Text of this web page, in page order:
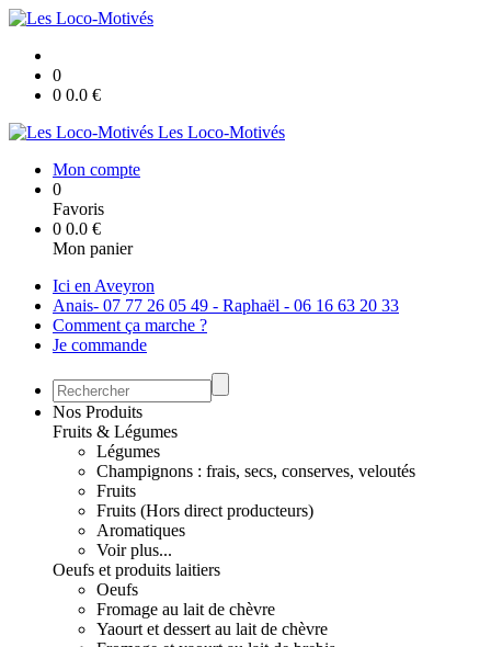
0
0 0.0 €
Les Loco-Motivés
Mon compte
0
Favoris
0 0.0 €
Mon panier
Ici en Aveyron
Anais- 07 77 26 05 49 - Raphaël - 06 16 63 20 33
Comment ça marche ?
Je commande
Nos Produits
Fruits & Légumes
Légumes
Champignons : frais, secs, conserves, veloutés
Fruits
Fruits (Hors direct producteurs)
Aromatiques
Voir plus...
Oeufs et produits laitiers
Oeufs
Fromage au lait de chèvre
Yaourt et dessert au lait de chèvre